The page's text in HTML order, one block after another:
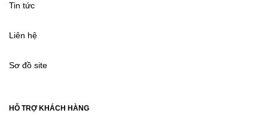
Tin tức
Liên hệ
Sơ đồ site
HỖ TRỢ KHÁCH HÀNG